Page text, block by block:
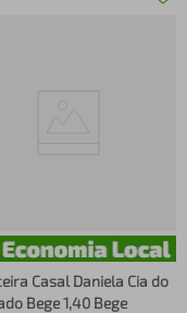
Casal Daniela Cia do
Bege 1,40 Bege